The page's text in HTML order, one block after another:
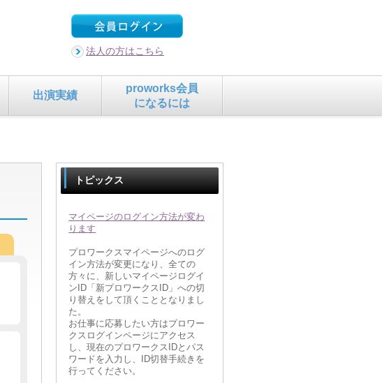
法人の方はこちら
出演実績
proworks会員
になるには
トピックス
マイページのログイン方法が変わ
ります
プロワークスマイページへのログ
イン方法が変更になり、全ての
方々に、新しいマイページログイ
ンID「新プロワークスID」への切
り替えをして頂くこととなりまし
た。
お仕事に応募したい方はプロワー
クスログインページにアクセス
し、現在のプロワークスIDとパス
ワードを入力し、ID切替手続きを
行ってください。